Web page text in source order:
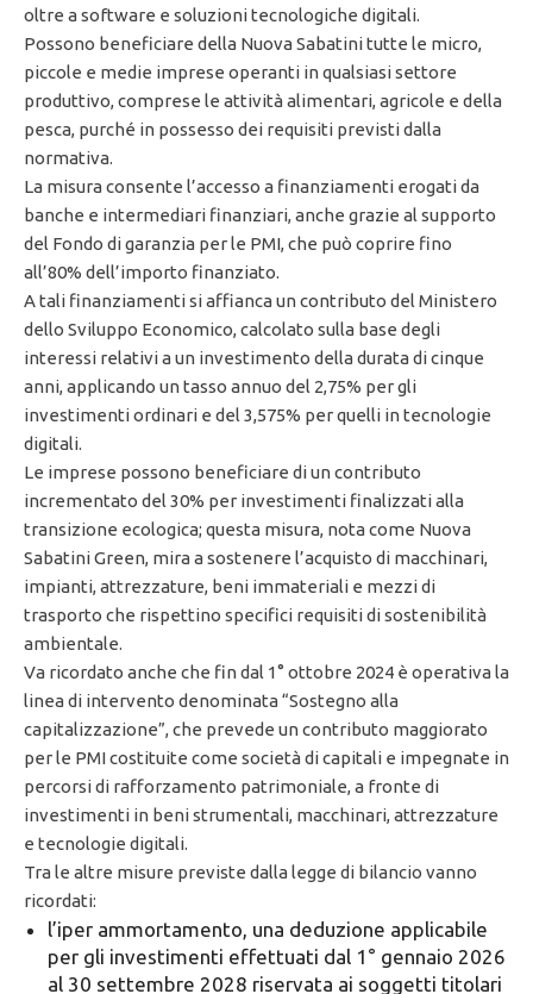
oltre a software e soluzioni tecnologiche digitali.
Possono beneficiare della Nuova Sabatini tutte le micro,
piccole e medie imprese operanti in qualsiasi settore
produttivo, comprese le attività alimentari, agricole e della
pesca, purché in possesso dei requisiti previsti dalla
normativa.
La misura consente l’accesso a finanziamenti erogati da
banche e intermediari finanziari, anche grazie al supporto
del Fondo di garanzia per le PMI, che può coprire fino
all’80% dell’importo finanziato.
A tali finanziamenti si affianca un contributo del Ministero
dello Sviluppo Economico, calcolato sulla base degli
interessi relativi a un investimento della durata di cinque
anni, applicando un tasso annuo del 2,75% per gli
investimenti ordinari e del 3,575% per quelli in tecnologie
digitali.
Le imprese possono beneficiare di un contributo
incrementato del 30% per investimenti finalizzati alla
transizione ecologica; questa misura, nota come Nuova
Sabatini Green, mira a sostenere l’acquisto di macchinari,
impianti, attrezzature, beni immateriali e mezzi di
trasporto che rispettino specifici requisiti di sostenibilità
ambientale.
Va ricordato anche che fin dal 1° ottobre 2024 è operativa la
linea di intervento denominata “Sostegno alla
capitalizzazione”, che prevede un contributo maggiorato
per le PMI costituite come società di capitali e impegnate in
percorsi di rafforzamento patrimoniale, a fronte di
investimenti in beni strumentali, macchinari, attrezzature
e tecnologie digitali.
Tra le altre misure previste dalla legge di bilancio vanno
ricordati:
l’iper ammortamento, una deduzione applicabile
per gli investimenti effettuati dal 1° gennaio 2026
al 30 settembre 2028 riservata ai soggetti titolari